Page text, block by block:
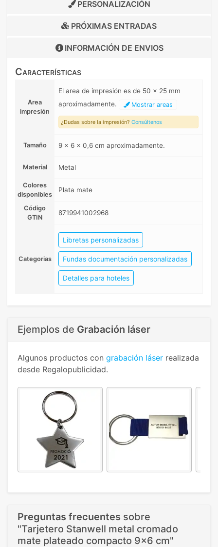
PERSONALIZACIÓN
PRÓXIMAS ENTRADAS
INFORMACIÓN DE ENVIOS
Características
Area
impresión
El area de impresión es de 50 x 25 mm
aproximadamente.
Mostrar areas
¿Dudas sobre la impresión? Consúltenos
Tamaño 9 x 6 x 0,6 cm aproximadamente.
Material Metal
Colores
disponibles
Plata mate
Código
GTIN
8719941002968
Categorias
Libretas personalizadas
Fundas documentación personalizadas
Detalles para hoteles
Ejemplos de Grabación láser
Algunos productos con grabación láser realizada
desde Regalopublicidad.
Preguntas frecuentes sobre
"Tarjetero Stanwell metal cromado
mate plateado compacto 9x6 cm"